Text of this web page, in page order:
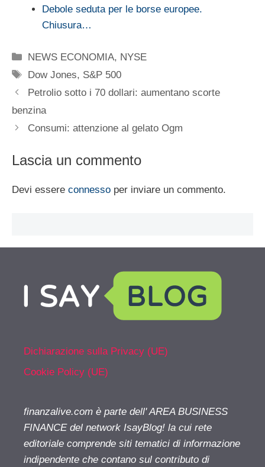
Debole seduta per le borse europee.
Chiusura…
Categorie
NEWS ECONOMIA, NYSE
Tag
Dow Jones, S&P 500
Petrolio sotto i 70 dollari: aumentano scorte
benzina
Consumi: attenzione al gelato Ogm
Lascia un commento
Devi essere connesso per inviare un commento.
Dichiarazione sulla Privacy (UE)
Cookie Policy (UE)
finanzalive.com è parte dell' AREA BUSINESS
FINANCE del network IsayBlog! la cui rete
editoriale comprende siti tematici di informazione
indipendente che contano sul contributo di